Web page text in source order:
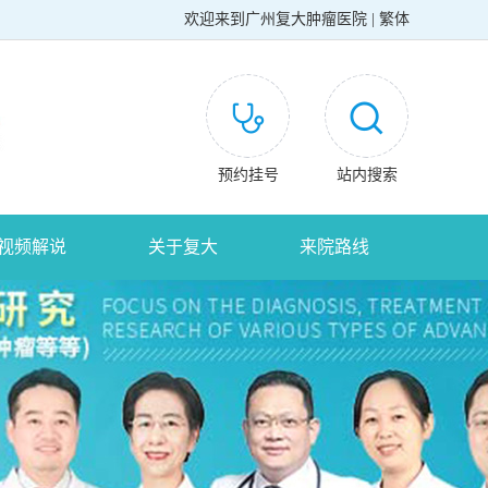
欢迎来到 广州复大肿瘤医院 繁体
预约挂号 站内搜索
频解说 关于复大 来院路线